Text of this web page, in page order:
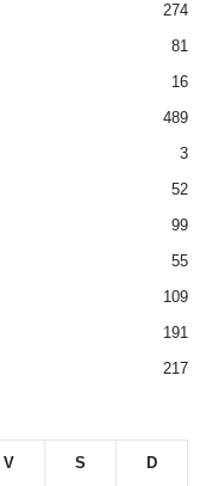
274
81
16
489
3
52
99
55
109
191
217
V S D